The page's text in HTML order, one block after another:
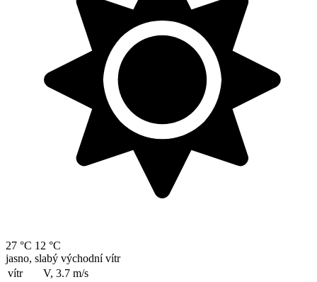
27 °C 12 °C
jasno, slabý východní vítr
vítr
V, 3.7 m/s